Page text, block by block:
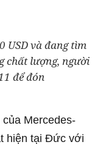
USD và đang tìm
chất lượng, người
để đón
Mercedes-
hiện tại Đức với